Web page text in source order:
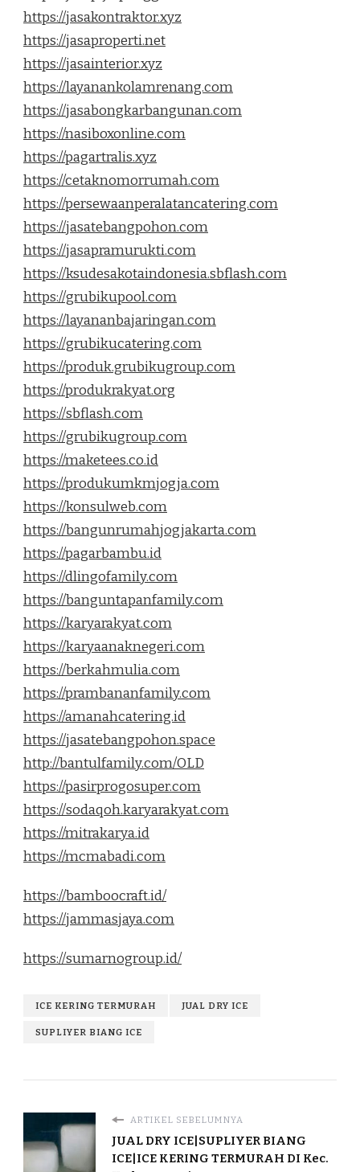
https://jasakontraktor.xyz
https://jasaproperti.net
https://jasainterior.xyz
https://layanankolamrenang.com
https://jasabongkarbangunan.com
https://nasiboxonline.com
https://pagartralis.xyz
https://cetaknomorrumah.com
https://persewaanperalatancatering.com
https://jasatebangpohon.com
https://jasapramurukti.com
https://ksudesakotaindonesia.sbflash.com
https://grubikupool.com
https://layananbajaringan.com
https://grubikucatering.com
https://produk.grubikugroup.com
https://produkrakyat.org
https://sbflash.com
https://grubikugroup.com
https://maketees.co.id
https://produkumkmjogja.com
https://konsulweb.com
https://bangunrumahjogjakarta.com
https://pagarbambu.id
https://dlingofamily.com
https://banguntapanfamily.com
https://karyarakyat.com
https://karyaanaknegeri.com
https://berkahmulia.com
https://prambananfamily.com
https://amanahcatering.id
https://jasatebangpohon.space
http://bantulfamily.com/OLD
https://pasirprogosuper.com
https://sodaqoh.karyarakyat.com
https://mitrakarya.id
https://mcmabadi.com
https://bamboocraft.id/
https://jammasjaya.com
https://sumarnogroup.id/
ICE KERING TERMURAH JUAL DRY ICE
SUPLIYER BIANG ICE
ARTIKEL SEBELUMNYA
JUAL DRY ICE|SUPLIYER BIANG
ICE|ICE KERING TERMURAH DI Kec.